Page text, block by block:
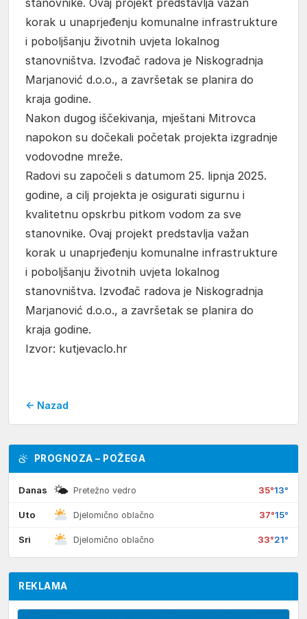
stanovnike. Ovaj projekt predstavlja važan
korak u unaprjeđenju komunalne infrastrukture
i poboljšanju životnih uvjeta lokalnog
stanovništva. Izvođač radova je Niskogradnja
Marjanović d.o.o., a završetak se planira do
kraja godine.
Nakon dugog iščekivanja, mještani Mitrovca
napokon su dočekali početak projekta izgradnje
vodovodne mreže.
Radovi su započeli s datumom 25. lipnja 2025.
godine, a cilj projekta je osigurati sigurnu i
kvalitetnu opskrbu pitkom vodom za sve
stanovnike. Ovaj projekt predstavlja važan
korak u unaprjeđenju komunalne infrastrukture
i poboljšanju životnih uvjeta lokalnog
stanovništva. Izvođač radova je Niskogradnja
Marjanović d.o.o., a završetak se planira do
kraja godine.
Izvor: kutjevaclo.hr
← Nazad
PROGNOZA – POŽEGA
Danas 🌤 Pretežno vedro 35°13°
Uto Djelomično oblačno 37°15°
Sri Djelomično oblačno 33°21°
REKLAMA